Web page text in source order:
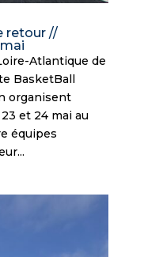
retour //
Atlantique de
BasketBall
organisent
et 24 mai au
équipes